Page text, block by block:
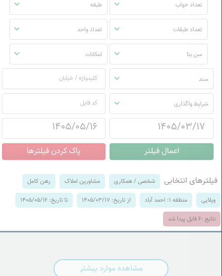
تعداد خواب طبقه
تعداد طبقات تعداد واحد
سن بنا امکانات
سند
شرایط واگذاری
فیلترهای انتخابی شخصی / همکاری مشاورین املاک رهن کامل
ویلایی منطقه 1: احمد آباد از تاریخ: 1405/03/17 تا تاریخ: 1405/05/16
نتایج :6 فایل پیدا شد
مشاهده موارد بیشتر